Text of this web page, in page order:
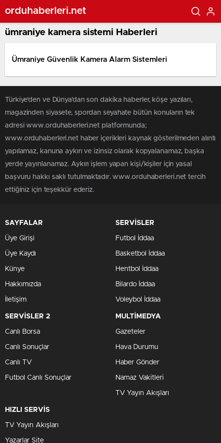
orduhaberleri.net
ümraniye kamera sistemi Haberleri
Ümraniye Güvenlik Kamera Alarm Sistemleri
Türkiye'den ve Dünya’dan son dakika haberler, köşe yazıları,
magazinden siyasete, spordan seyahate bütün konuların tek
adresi www.orduhaberleri.net platformunda;
www.orduhaberleri.net haber içerikleri kaynak gösterilmeden alıntı
yapılamaz, kanuna aykırı ve izinsiz olarak kopyalanamaz, başka
yerde yayınlanamaz. Aykırı işlem yapan kişi/kişiler için yasal
başvuru hakkı saklı tutulmaktadır. www.orduhaberleri.net tercih
ettiğiniz için teşekkür ederiz.
SAYFALAR
Üye Girişi
Üye Kaydı
Künye
Hakkımızda
İletişim
SERVİSLER
Futbol İddaa
Basketbol İddaa
Hentbol İddaa
Bilardo İddaa
Voleybol İddaa
SERVİSLER 2
Canlı Borsa
Canlı Sonuçlar
Canlı TV
Futbol Canlı Sonuçlar
MULTİMEDYA
Gazeteler
Hava Durumu
Haber Gönder
Namaz Vakitleri
TV Yayın Akışları
HIZLI SERVİS
TV Yayın Akışları
Yazarlar Site